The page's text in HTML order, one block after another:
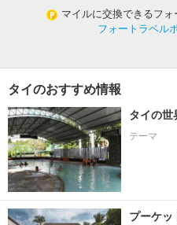
マイルに交換できるフ
フォートラベル
タイのおすすめ情報
タイの世
テーマ
プーケッ